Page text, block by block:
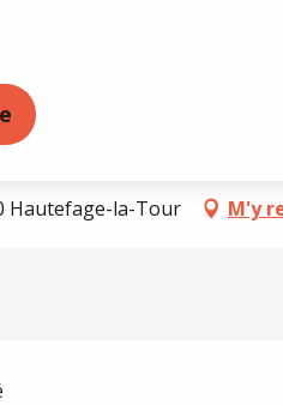
la Tour
Hautefage-la-Tour M'y